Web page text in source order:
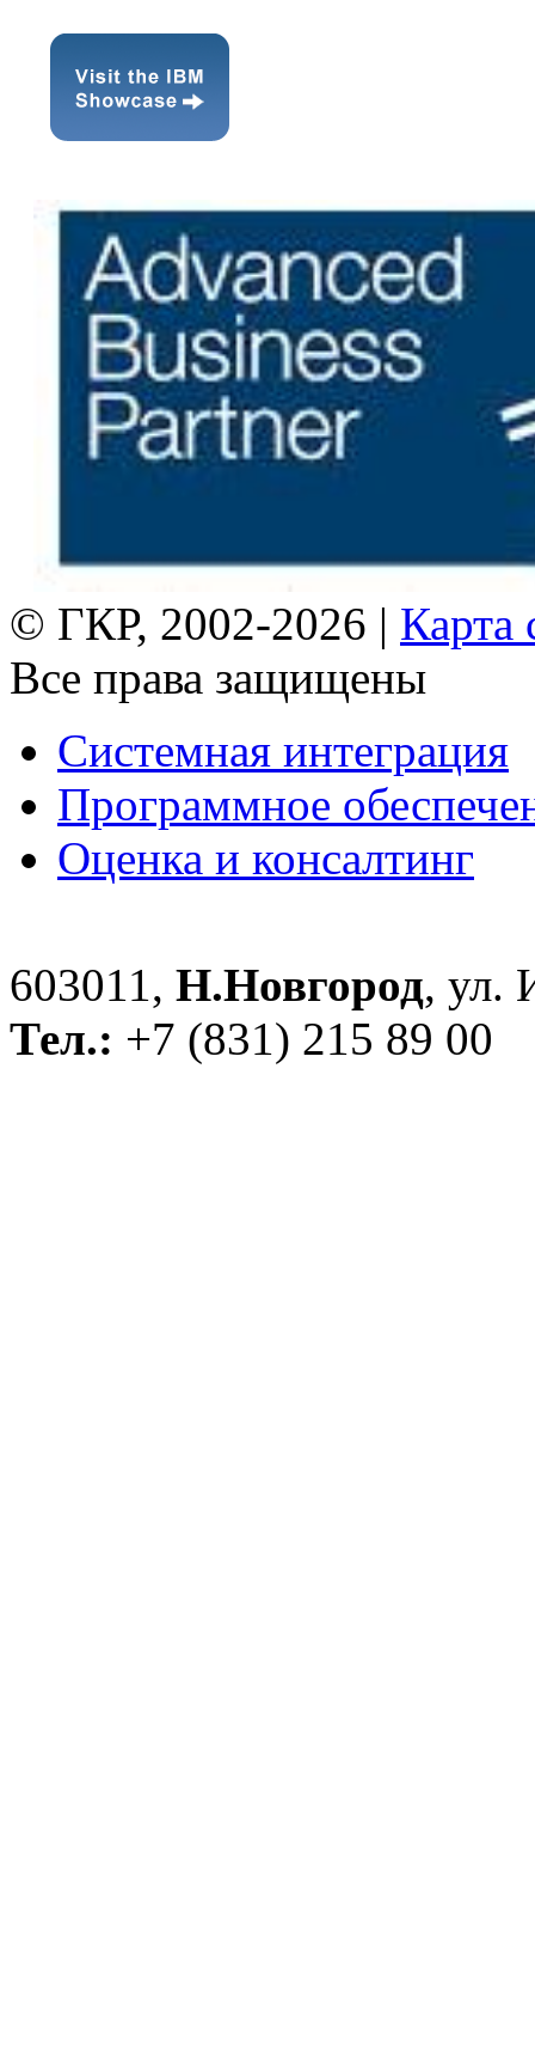
© ГКР, 2002-2026 | Карта
Все права защищены
Системная интеграция
Программное
Оценка и консалтинг
603011, Н.Новгород, ул.
Тел.: +7 (831) 215 89 00